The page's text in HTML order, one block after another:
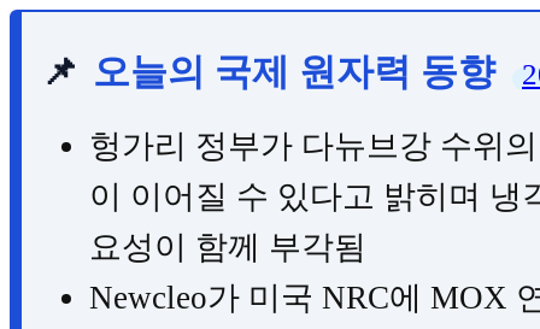
📌 오늘의 국제 원자력 동향
헝가리 정부가 다뉴브강 수위
이 이어질 수 있다고 밝히며 냉
요성이 함께 부각됨
Newcleo가 미국 NRC에 MOX